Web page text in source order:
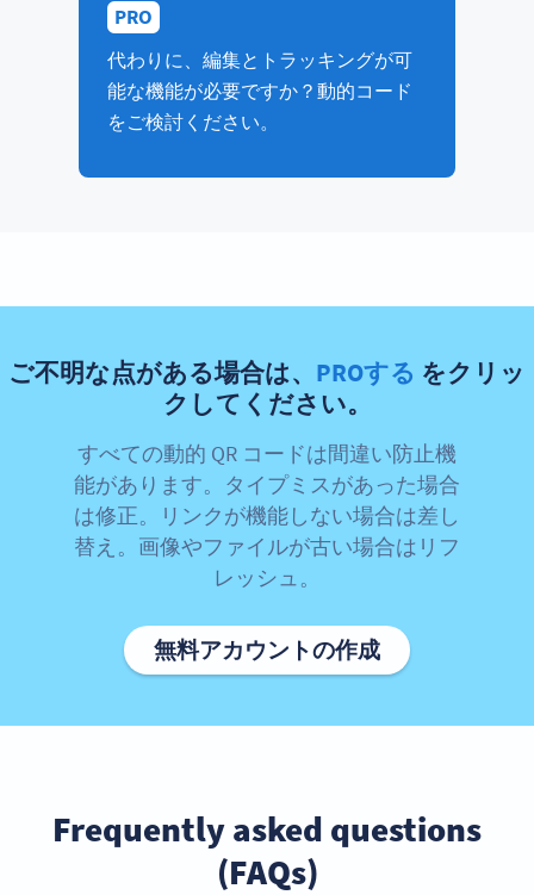
PRO
代わりに、編集とトラッキングが可
能な機能が必要ですか？動的コード
をご検討ください。
ご不明な点がある場合は、 PROする をクリッ
クしてください。
すべての動的 QR コードは間違い防止機
能があります。タイプミスがあった場合
は修正。リンクが機能しない場合は差し
替え。画像やファイルが古い場合はリフ
レッシュ。
無料アカウントの作成
Frequently asked questions
(FAQs)